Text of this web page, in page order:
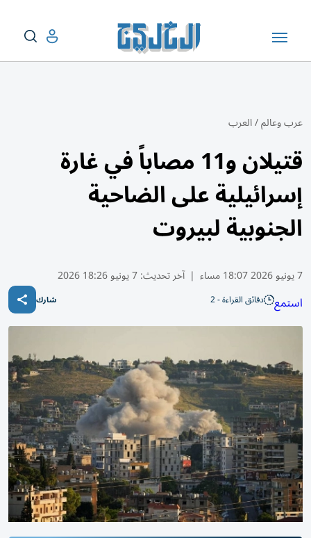
عرب وعالم/العرب
قتيلان و11 مصاباً في غارة
إسرائيلية على الضاحية
الجنوبية لبيروت
7 يونيو 2026 18:07 مساء | آخر تحديث:7 يونيو 18:26 2026
استمع دقائق القراءة - 2 شارك